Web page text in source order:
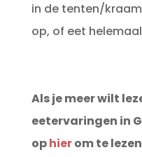
in de tenten/
op, of eet
Als je meer wilt
eetervaringen in
ophierom te